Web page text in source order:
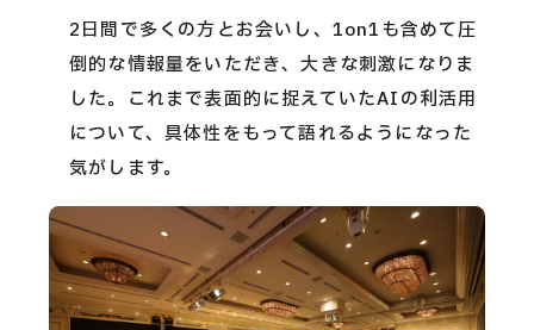
2日間で多くの方とお会いし、1on1も含めて圧
倒的な情報量をいただき、大きな刺激になりま
した。これまで表面的に捉えていたAIの利活用
について、具体性をもって語れるようになった
気がします。